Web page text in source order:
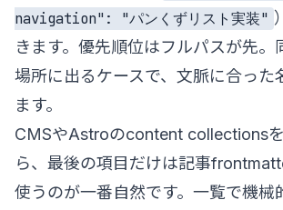
navigation": "パンくずリスト実装"
きます。優先順位はフルパスが先。
場所に出るケースで、文脈に合った
ます。
CMSやAstroのcontent collections
ら、最後の項目だけは記事
使うのが一番自然です。一覧で機械